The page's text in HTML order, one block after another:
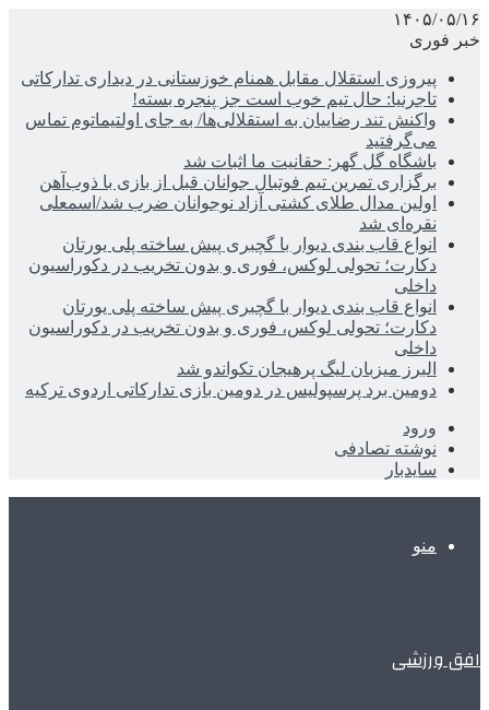
۱۴۰۵/۰۵/۱۶
خبر فوری
پیروزی استقلال مقابل همنام خوزستانی در دیداری تدارکاتی
تاجرنیا: حال تیم خوب است جز پنجره بسته!
واکنش تند رضاییان به استقلالی‌ها/ به جای اولتیماتوم تماس
می‌گرفتید
باشگاه گل گهر: حقانیت ما اثبات شد
برگزاری تمرین تیم فوتبال جوانان قبل از بازی با ذوب‌آهن
اولین مدال طلای کشتی آزاد نوجوانان ضرب شد/اسمعلی
نقره‌ای شد
انواع قاب بندی دیوار با گچبری پیش ساخته پلی یورتان
دکارت؛ تحولی لوکس، فوری و بدون تخریب در دکوراسیون
داخلی
انواع قاب بندی دیوار با گچبری پیش ساخته پلی یورتان
دکارت؛ تحولی لوکس، فوری و بدون تخریب در دکوراسیون
داخلی
البرز میزبان لیگ پرهیجان تکواندو شد
دومین برد پرسپولیس در دومین بازی تدارکاتی اردوی ترکیه
ورود
نوشته تصادفی
سایدبار
منو
افق ورزشی